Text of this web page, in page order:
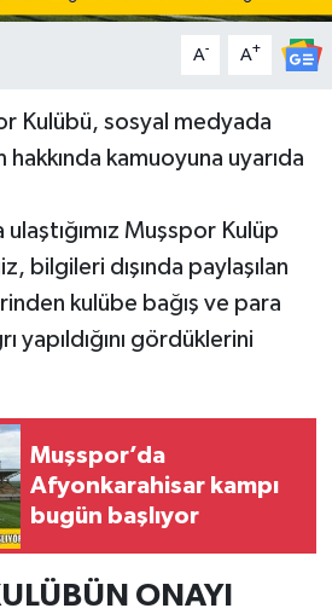
A- A+
Kulübü, sosyal medyada
hakkında kamuoyuna uyarıda
Muşspor Kulüp
bilgileri dışında paylaşılan
kulübe bağış ve para
yapıldığını gördüklerini
Muşspor’da
Afyonkarahisar kampı
bugün başlıyor
ONAYI